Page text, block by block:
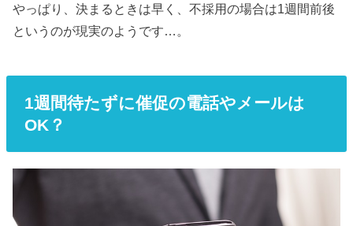
やっぱり、決まるときは早く、不採用の場合は1週間前後
というのが現実のようです…。
1週間待たずに催促の電話やメールは
OK？